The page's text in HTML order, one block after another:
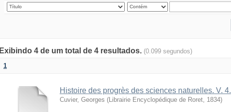
Exibindo 4 de um total de 4 resultados. (0.099 segundos)
1
Histoire des progrès des sciences naturelles. V. 4.
Cuvier, Georges (Librairie Encyclopédique de Roret, 1834)